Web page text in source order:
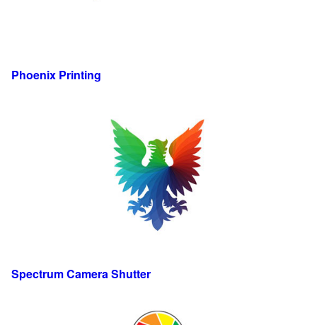
Phoenix Printing
Spectrum Camera Shutter